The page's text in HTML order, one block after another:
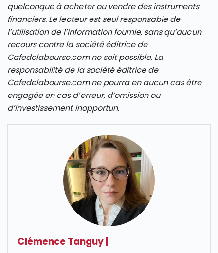
quelconque à acheter ou vendre des instruments
financiers. Le lecteur est seul responsable de
l’utilisation de l’information fournie, sans qu’aucun
recours contre la société éditrice de
Cafedelabourse.com ne soit possible. La
responsabilité de la société éditrice de
Cafedelabourse.com ne pourra en aucun cas être
engagée en cas d’erreur, d’omission ou
d’investissement inopportun.
Clémence Tanguy